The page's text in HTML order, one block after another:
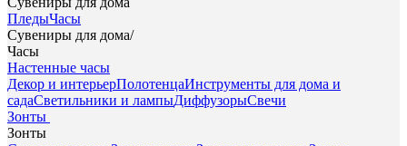
ПледыЧасы
Сувениры для дома/
Часы
Настенные часы
Декор и интерьерПолотенцаИнструменты для дома и
садаСветильники и лампыДиффузорыСвечи
Зонты
Зонты